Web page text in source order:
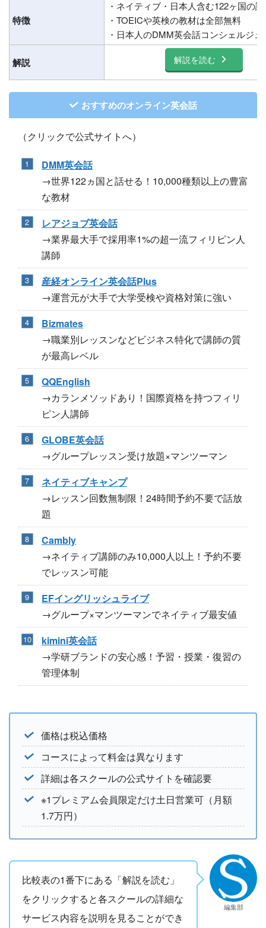
特徴
・ネイティブ・日本人含む122ヶ国の
・TOEICや英検の教材は全部無料
・日本人のDMM英会話コンシェルジュ
解説 解説を読む
おすすめのオンライン英会話
（クリックで公式サイトへ）
DMM英会話
→世界122ヵ国と話せる！10,000種類以上の豊富
な教材
レアジョブ英会話
→業界最大手で採用率1%の超一流フィリピン人
講師
産経オンライン英会話Plus
→運営元が大手で大学受検や資格対策に強い
Bizmates
→職業別レッスンなどビジネス特化で講師の質
が最高レベル
QQEnglish
→カランメソッドあり！国際資格を持つフィリ
ピン人講師
GLOBE英会話
→グループレッスン受け放題×マンツーマン
ネイティブキャンプ
→レッスン回数無制限！24時間予約不要で話放
題
Cambly
→ネイティブ講師のみ10,000人以上！予約不要
でレッスン可能
EFイングリッシュライブ
→グループ×マンツーマンでネイティブ最安値
kimini英会話
→学研ブランドの安心感！予習・授業・復習の
管理体制
価格は税込価格
コースによって料金は異なります
詳細は各スクールの公式サイトを確認要
※1プレミアム会員限定だけ土日営業可（月額
1.7万円）
比較表の1番下にある「解説を読む」
をクリックすると各スクールの詳細な
サービス内容を説明を見ることができ
編集部